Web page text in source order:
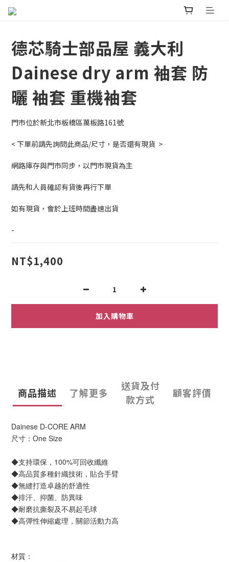
德芯騎士部品屋 義大利
Dainese dry arm 袖套 防
曬 袖套 重機袖套
門市位於新北市板橋區萬板路161號
< 下單前請先詢問此商品/尺寸，是否還有現貨  >
網路庫存與門市同步，以門市現貨為主
請先和人員確認有貨後再行下單
如有現貨，會於上班時間盡速出貨
-
NT$1,400
加入購物車
商品描述 了解更多
送貨及付
款方式
顧客評價
Dainese D-CORE ARM
尺寸：One Size
◆支持環保，100%可回收纖維
◆高品質多種針織技術，貼合手臂
◆無縫打造卓越的舒適性
◆排汗、抑菌、防異味
◆耐磨抗撕裂及不易起毛球
◆高彈性伸縮處理，關節活動力高
材質：